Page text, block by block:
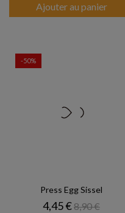
Ajouter au panier
Press Egg Sissel
Prix
4,45 €Prix de base
8,90 €
-50%